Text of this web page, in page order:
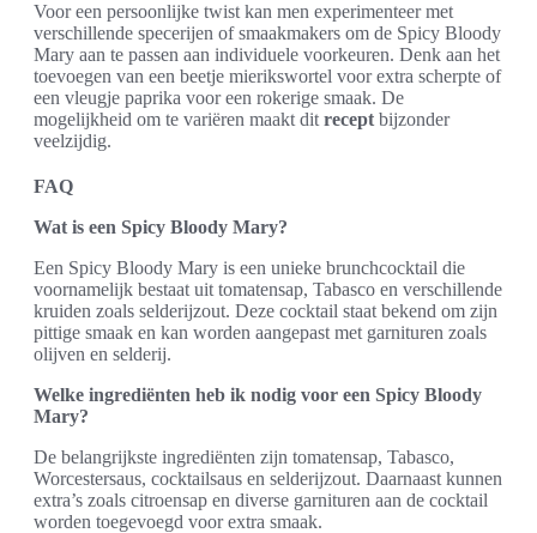
Voor een persoonlijke twist kan men experimenteer met
verschillende specerijen of smaakmakers om de Spicy Bloody
Mary aan te passen aan individuele voorkeuren. Denk aan het
toevoegen van een beetje mierikswortel voor extra scherpte of
een vleugje paprika voor een rokerige smaak. De
mogelijkheid om te variëren maakt dit recept bijzonder
veelzijdig.
FAQ
Wat is een Spicy Bloody Mary?
Een Spicy Bloody Mary is een unieke brunchcocktail die
voornamelijk bestaat uit tomatensap, Tabasco en verschillende
kruiden zoals selderijzout. Deze cocktail staat bekend om zijn
pittige smaak en kan worden aangepast met garnituren zoals
olijven en selderij.
Welke ingrediënten heb ik nodig voor een Spicy Bloody
Mary?
De belangrijkste ingrediënten zijn tomatensap, Tabasco,
Worcestersaus, cocktailsaus en selderijzout. Daarnaast kunnen
extra’s zoals citroensap en diverse garnituren aan de cocktail
worden toegevoegd voor extra smaak.